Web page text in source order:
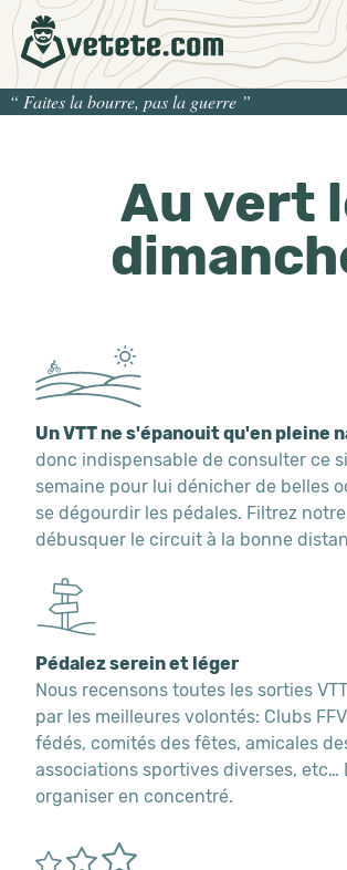
“ Faites la bourre, pas la guerre ”
Au vert
Un VTT ne s'épanouit qu'en pleine
donc indispensable de consulter ce
semaine pour lui dénicher de belles
se dégourdir les pédales. Filtrez
débusquer le circuit à la bonne
Pédalez serein et léger
Nous recensons toutes les sorties
par les meilleures volontés: Clubs
fédés, comités des fêtes, amicales
associations sportives diverses, etc…
organiser en concentré.